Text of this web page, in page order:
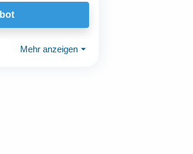
Mehr anzeigen ⏷